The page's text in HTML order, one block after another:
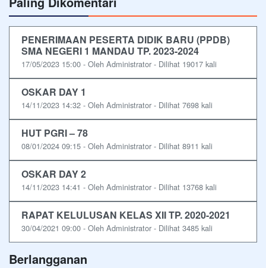
PENERIMAAN PESERTA DIDIK BARU (PPDB)
SMA NEGERI 1 MANDAU TP. 2023-2024
17/05/2023 15:00 - Oleh Administrator - Dilihat 19017 kali
OSKAR DAY 1
14/11/2023 14:32 - Oleh Administrator - Dilihat 7698 kali
HUT PGRI – 78
08/01/2024 09:15 - Oleh Administrator - Dilihat 8911 kali
OSKAR DAY 2
14/11/2023 14:41 - Oleh Administrator - Dilihat 13768 kali
RAPAT KELULUSAN KELAS XII TP. 2020-2021
30/04/2021 09:00 - Oleh Administrator - Dilihat 3485 kali
Berlangganan